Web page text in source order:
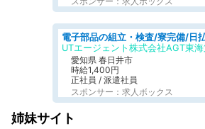
UTエージェント株式会社AGT東
愛知県 春日井市
時給1,400円
正社員 / 派遣社員
スポンサー：求人ボックス
姉妹サイト